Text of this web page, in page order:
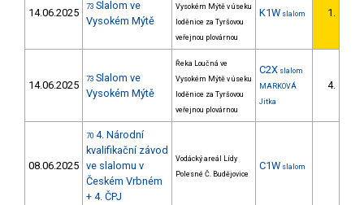
14.06.2025 73 Slalom ve
Vysokém Mýtě
Vysokém Mýtě v úseku
loděnice za Tyršovou
veřejnou plovárnou
K1W slalom 1.
14.06.2025 73 Slalom ve
Vysokém Mýtě
Řeka Loučná ve
Vysokém Mýtě v úseku
loděnice za Tyršovou
veřejnou plovárnou
C2X slalom
MARKOVÁ
Jitka
4.
08.06.2025
70 4. Národní
kvalifikační závod
ve slalomu v
Českém Vrbném
+ 4. ČPJ
Vodácký areál Lídy
Polesné Č. Budějovice
C1W slalom